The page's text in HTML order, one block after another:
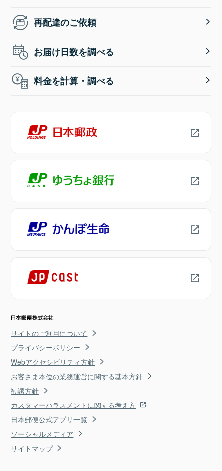
再配達のご依頼
お届け日数を調べる
料金を計算・調べる
サイトのご利用について
プライバシーポリシー
Webアクセシビリティ方針
お客さま本位の業務運営に関する基本方針
勧誘方針
カスタマーハラスメントに関する考え方
日本郵便公式アプリ一覧
ソーシャルメディア
サイトマップ